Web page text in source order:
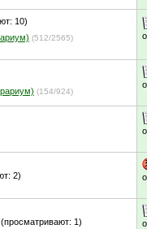
10)
(512/2565)
(154/924)
2)
(просматривают: 1)